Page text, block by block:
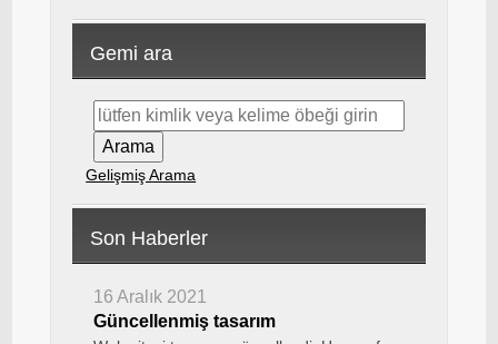
Gemi ara
Gelişmiş Arama
Son Haberler
16 Aralık 2021
Güncellenmiş tasarım